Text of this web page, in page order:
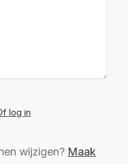
log in
wijzigen? Maak